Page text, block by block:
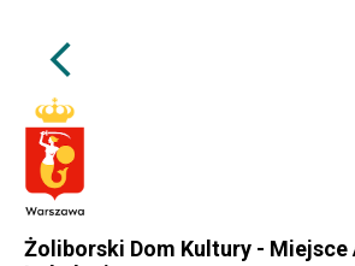
arrow_back_ios
Żoliborski Dom Kultury - Miejsce